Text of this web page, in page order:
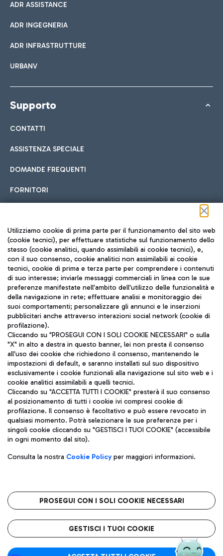
ADR ASSISTANCE
ADR INGEGNERIA
ADR INFRASTRUTTURE
URBANV
Supporto
CONTATTI
ASSISTENZA SPECIALE
DOMANDE FREQUENTI
FORNITORI
Seguici sui social
TRAVEL JOURNAL
ITA
Aeroporti di Roma S.p.A. - Società soggetta a direzione e
coordinamento di Mundys S.p.A.
Codice fiscale e Registro delle Imprese di Roma 13032990155 P.
IVA 06572251004
Capitale sociale 62.224.743,00 int. vers.
Sede legale: Via Pier Paolo Racchetti 1 - 00054 Fiumicino (RM)
telefono +39 06 65951
Privacy policy
Note legali
Roma FCO
L'aeroporto stellato
Utilizziamo cookie di prima parte per il funzionamento del sito web
(cookie tecnici), per effettuare statistiche sul funzionamento dello
stesso (cookie analitici, quando assimilabili ai cookie tecnici), e,
con il suo consenso, cookie analitici non assimilabili ai cookie
tecnici, cookie di prima e terza parte per comprendere i contenuti
di suo interesse; inviarle messaggi commerciali in linea con le sue
preferenze manifestate nell'ambito dell'utilizzo delle funzionalità e
della navigazione in rete; effettuare analisi e monitoraggio dei
suoi comportamenti; personalizzare gli annunci e le inserzioni
pubblicitari anche attraverso interazioni social network (cookie di
profilazione).
Cliccando su "PROSEGUI CON I SOLI COOKIE NECESSARI" o sulla
"X" in alto a destra in questo banner, lei non presta il consenso
all'uso dei cookie che richiedono il consenso, mantenendo le
impostazioni di default, e saranno installati sul suo dispositivo
esclusivamente i cookie funzionali alla navigazione sul sito web e i
cookie analitici assimilabili a quelli tecnici.
Cliccando su "ACCETTA TUTTI I COOKIE" presterà il suo consenso
al posizionamento di tutti i cookie ivi compresi cookie di
profilazione. Il consenso è facoltativo e può essere revocato in
qualsiasi momento. Potrà selezionare le sue preferenze per i
singoli cookie cliccando su "GESTISCI I TUOI COOKIE" (accessibile
in ogni momento dal sito).
Consulta la nostra Cookie Policyper maggiori informazioni.
PROSEGUI CON I SOLI COOKIE NECESSARI
GESTISCI I TUOI COOKIE